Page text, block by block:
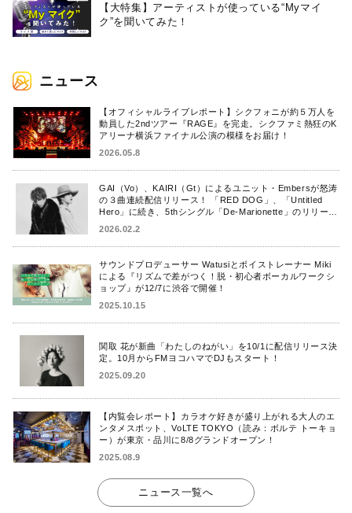
【大特集】アーティストが使っている“Myマイ
ク”を聞いてみた！
ニュース
【オフィシャルライブレポート】シクフォニが約５万人を
動員した2ndツアー『RAGE』を完走。シクファミ熱狂のK
アリーナ横浜ファイナル公演の模様をお届け！
2026.05.8
GAI（Vo）、KAIRI（Gt）によるユニット・Embersが怒涛
の３曲連続配信リリース！ 「RED DOG」、「Untitled
Hero」に続き、5thシングル「De-Marionette」のリリース
2026.02.2
サウンドプロデューサー Watusiとボイストレーナー Miki
による『リズムで差がつく！脱・初心者ボーカルワークシ
ョップ』が12/7に渋谷で開催！
2025.10.15
関取 花が新曲「わたしのねがい」を10/1に配信リリース決
定。10月からFMヨコハマでDJもスタート！
2025.09.20
【内覧会レポート】カラオケ好きが盛り上がれる大人のエ
ンタメスポット、VoLTE TOKYO（読み：ボルテ トーキョ
ー）が東京・品川に8/8グランドオープン！
2025.08.9
ニュース一覧へ